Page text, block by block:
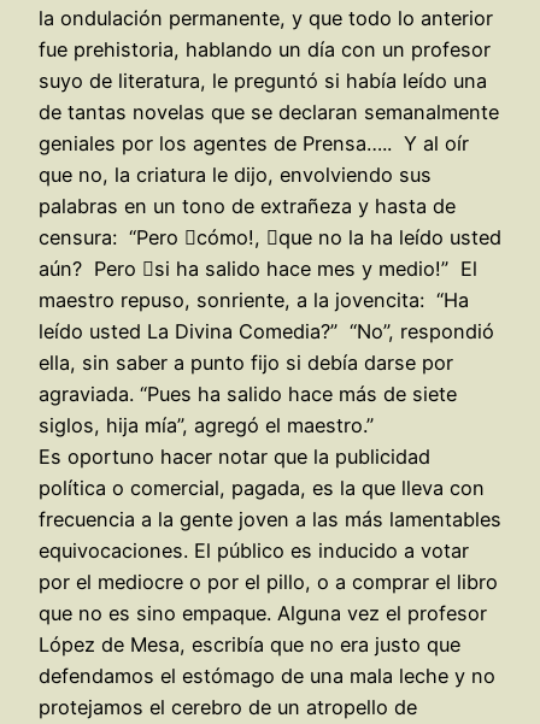
la ondulación permanente, y que todo lo anterior
fue prehistoria, hablando un día con un profesor
suyo de literatura, le preguntó si había leído una
de tantas novelas que se declaran semanalmente
geniales por los agentes de Prensa….. Y al oír
que no, la criatura le dijo, envolviendo sus
palabras en un tono de extrañeza y hasta de
censura: “Pero cómo!, que no la ha leído usted
aún? Pero si ha salido hace mes y medio!” El
maestro repuso, sonriente, a la jovencita: “Ha
leído usted La Divina Comedia?” “No”, respondió
ella, sin saber a punto fijo si debía darse por
agraviada. “Pues ha salido hace más de siete
siglos, hija mía”, agregó el maestro.”
Es oportuno hacer notar que la publicidad
política o comercial, pagada, es la que lleva con
frecuencia a la gente joven a las más lamentables
equivocaciones. El público es inducido a votar
por el mediocre o por el pillo, o a comprar el libro
que no es sino empaque. Alguna vez el profesor
López de Mesa, escribía que no era justo que
defendamos el estómago de una mala leche y no
protejamos el cerebro de un atropello de